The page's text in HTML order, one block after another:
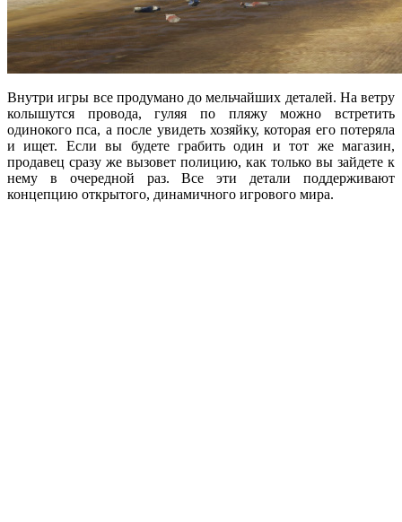
Внутри игры все продумано до мельчайших деталей. На ветру
колышутся провода, гуляя по пляжу можно встретить
одинокого пса, а после увидеть хозяйку, которая его потеряла
и ищет. Если вы будете грабить один и тот же магазин,
продавец сразу же вызовет полицию, как только вы зайдете к
нему в очередной раз. Все эти детали поддерживают
концепцию открытого, динамичного игрового мира.